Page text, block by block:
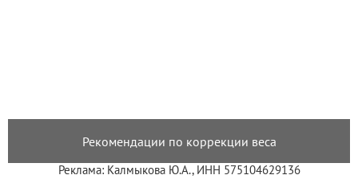
Рекомендации по коррекции веса
Реклама: Калмыкова Ю.А., ИНН 575104629136